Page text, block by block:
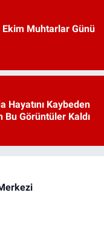
Ekim Muhtarlar Günü
Hayatını Kaybeden
Bu Görüntüler Kaldı